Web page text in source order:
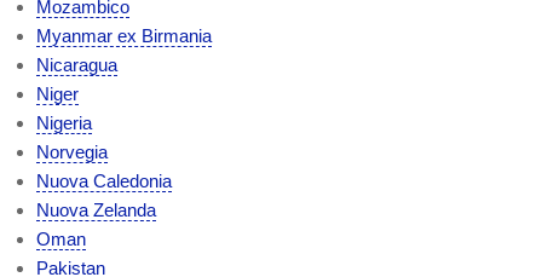
Mozambico
Myanmar ex Birmania
Nicaragua
Niger
Nigeria
Norvegia
Nuova Caledonia
Nuova Zelanda
Oman
Pakistan